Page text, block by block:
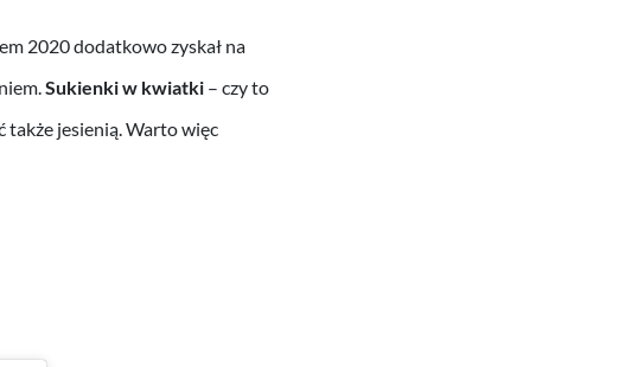
2020 dodatkowo zyskał na
Sukienki w kwiatki – czy to
także jesienią. Warto więc